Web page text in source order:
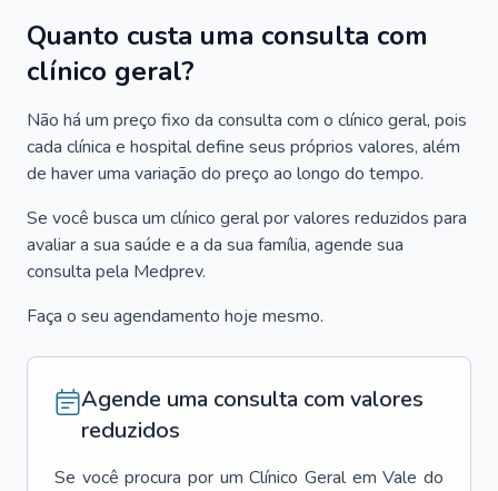
Quanto custa uma consulta com
clínico geral?
Não há um preço fixo da consulta com o clínico geral, pois
cada clínica e hospital define seus próprios valores, além
de haver uma variação do preço ao longo do tempo.
Se você busca um clínico geral por valores reduzidos para
avaliar a sua saúde e a da sua família, agende sua
consulta pela Medprev.
Faça o seu agendamento hoje mesmo.
Agende uma consulta com valores
reduzidos
Se você procura por um Clínico Geral em Vale do